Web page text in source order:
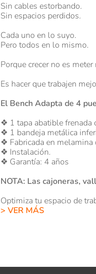
Sin cables estorbando.
Sin espacios perdidos.
Cada uno en lo suyo.
Pero todos en lo mismo.
Porque crecer no es
Es hacer que trabajen
El Bench Adapta de 4
❖ 1 tapa abatible frenada
❖ 1 bandeja metálica
❖ Fabricada en melamina
❖ Instalación.
❖ Garantía: 4 años
NOTA: Las cajoneras,
Optimiza tu espacio de
> VER MÁS